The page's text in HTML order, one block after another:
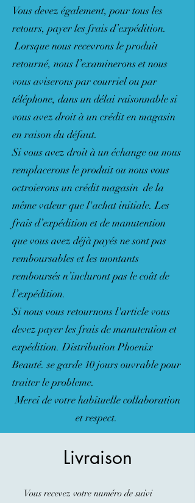
Vous devez également, pour tous les
retours, payer les frais d’expédition.
Lorsque nous recevrons le produit
retourné, nous l’examinerons et nous
vous aviserons par courriel ou par
téléphone, dans un délai raisonnable si
vous avez droit à un crédit en magasin
en raison du défaut.
Si vous avez droit à un échange ou nous
remplacerons le produit ou nous vous
octroierons un crédit magasin de la
même valeur que l'achat initiale. Les
frais d’expédition et de manutention
que vous avez déjà payés ne sont pas
remboursables et les montants
remboursés n’incluront pas le coût de
l’expédition.
Si nous vous retournons l'article vous
devez payer les frais de manutention et
expédition. Distribution Phoenix
Beauté. se garde 10 jours ouvrable pour
traiter le probleme. ​
Merci de votre habituelle collaboration
et respect.
Livraison
Vous recevez votre numéro de suivi